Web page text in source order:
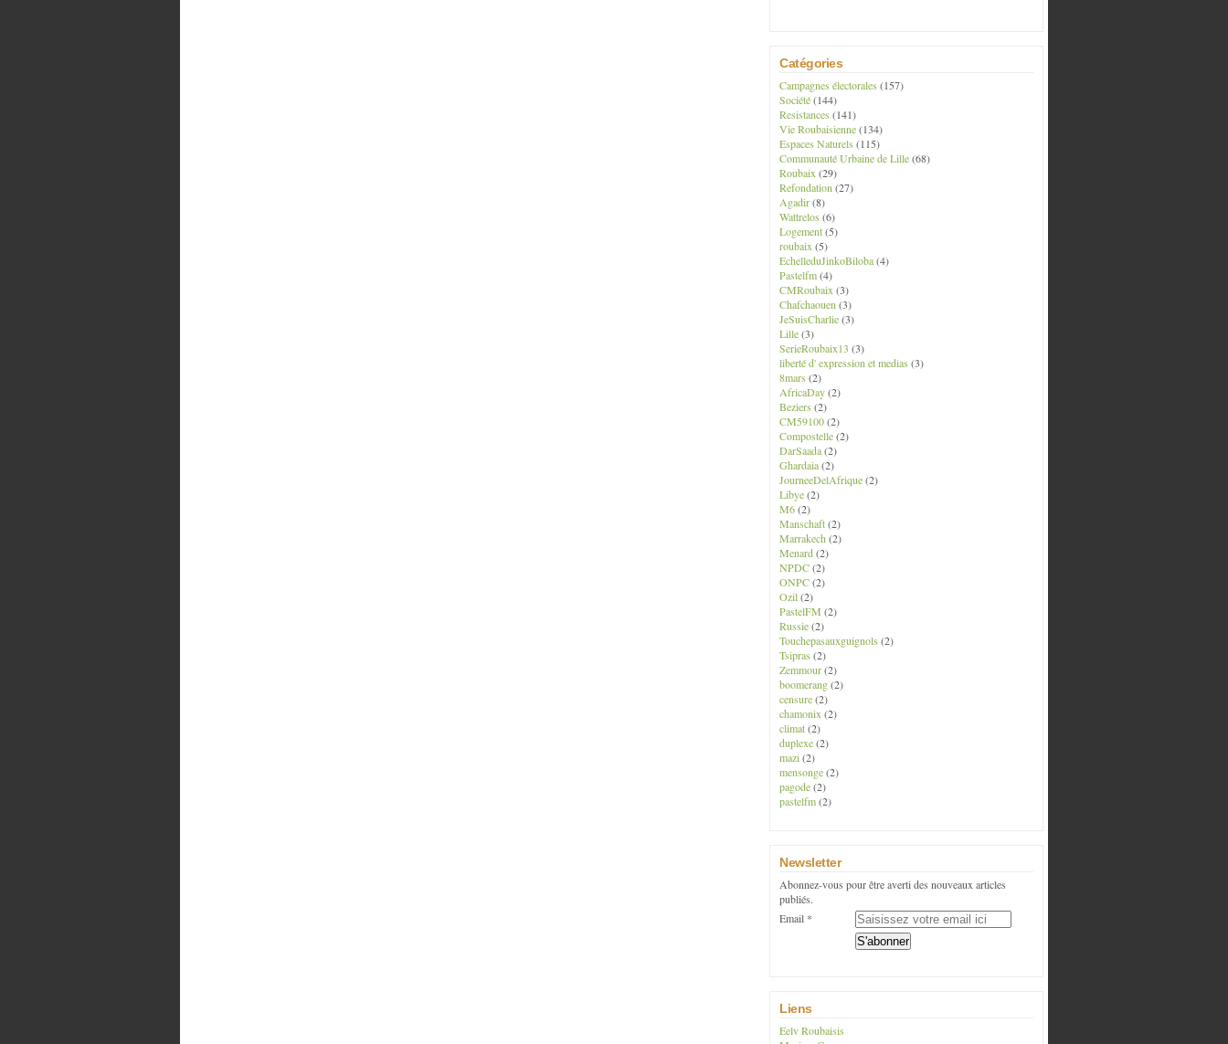
Catégories
Campagnes électorales (157)
Société(144)
Resistances (141)
Vie Roubaisienne(134)
Espaces Naturels (115)
Communauté Urbaine de Lille(68)
Roubaix (29)
Refondation (27)
Agadir(8)
Wattrelos (6)
Logement(5)
roubaix (5)
EchelleduJinkoBiloba(4)
Pastelfm(4)
CMRoubaix (3)
Chafchaouen (3)
JeSuisCharlie(3)
Lille(3)
SerieRoubaix13 (3)
liberté d' expression et medias (3)
8mars (2)
AfricaDay(2)
Beziers (2)
CM59100(2)
Compostelle(2)
DarSaada(2)
Ghardaia(2)
JourneeDelAfrique(2)
Libye(2)
M6(2)
Manschaft(2)
Marrakech (2)
Menard(2)
NPDC(2)
ONPC(2)
Ozil(2)
PastelFM (2)
Russie(2)
Touchepasauxguignols (2)
Tsipras (2)
Zemmour(2)
boomerang(2)
censure(2)
chamonix (2)
climat(2)
duplexe(2)
mazi(2)
mensonge(2)
pagode(2)
pastelfm(2)
Newsletter
Abonnez-vous pour être averti des nouveaux articles
publiés.
Email
Liens
Eelv Roubaisis